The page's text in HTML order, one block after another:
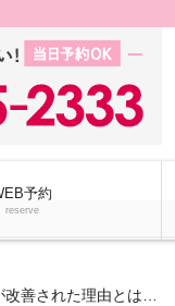
予約
reserve
律神経を整える意外なメカニズムとは…！